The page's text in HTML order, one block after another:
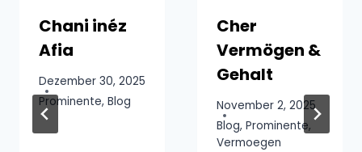
Chani inéz
Afia
Dezember 30, 2025
Prominente, Blog
Cher
Vermögen &
Gehalt
November 2, 2025
Blog, Prominente,
Vermoegen